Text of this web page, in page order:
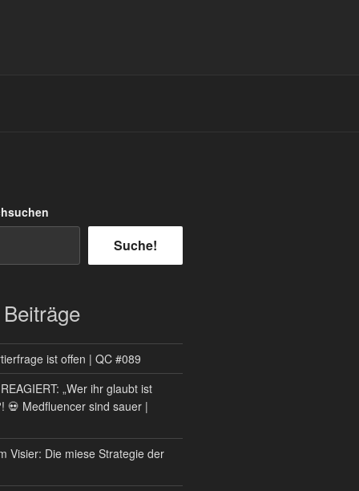
Suche!
ist offen | QC #089
„Wer ihr glaubt ist
💀 Medfluencer sind sauer |
Visier: Die miese Strategie der